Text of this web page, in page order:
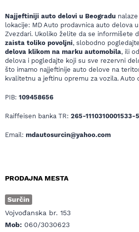
Najjeftiniji auto delovi u Beogradu
lokacije: MD Auto prodavnica auto delova
Zvezdari. Ukoliko želite da se informišete
zaista toliko povoljni, slobodno pogledajte
delova klikom na marku automobila, ili
delova i pogledajte koji su sve rezervni
što imamo najjeftinije auto delove na
kvalitetnu a jeftinu opremu za vozila. Auto
PIB: 109458656
Raiffeisen banka TR: 265-1110310001533-
Email: mdautosurcin@yahoo.com
PRODAJNA MESTA
Surčin
Vojvođanska br. 153
Mob: 060/3030623